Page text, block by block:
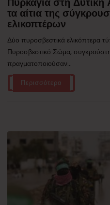
Πυρκαγιά στη Δυτική
τα αίτια της
ελικοπτέρων
Δύο πυροσβεστικά ελικόπτερα
Πυροσβεστικό Σώμα,
πραγματοποιούσαν...
Περισσότερα